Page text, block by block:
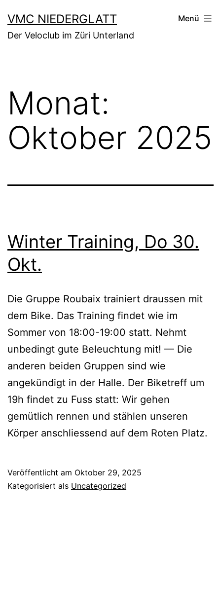
Inhalt
springen
VMC NIEDERGLATT
Der Veloclub im Züri Unterland
Menü
Monat:
Oktober 2025
Winter Training, Do 30.
Okt.
Die Gruppe Roubaix trainiert draussen mit
dem Bike. Das Training findet wie im
Sommer von 18:00-19:00 statt. Nehmt
unbedingt gute Beleuchtung mit! — Die
anderen beiden Gruppen sind wie
angekündigt in der Halle. Der Biketreff um
19h findet zu Fuss statt: Wir gehen
gemütlich rennen und stählen unseren
Körper anschliessend auf dem Roten Platz.
Veröffentlicht am Oktober 29, 2025
Kategorisiert als Uncategorized